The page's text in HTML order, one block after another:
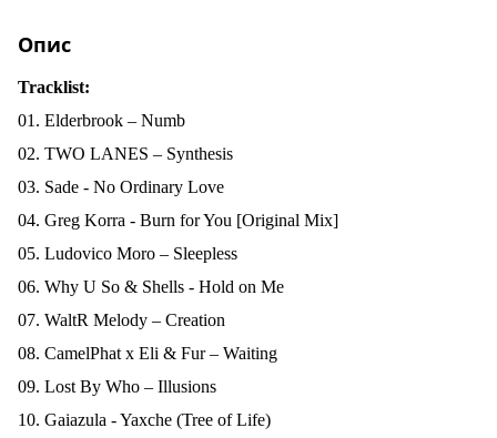
Опис
Tracklist:
01. Elderbrook – Numb
02. TWO LANES – Synthesis
03. Sade - No Ordinary Love
04. Greg Korra - Burn for You [Original Mix]
05. Ludovico Moro – Sleepless
06. Why U So & Shells - Hold on Me
07. WaltR Melody – Creation
08. CamelPhat x Eli & Fur – Waiting
09. Lost By Who – Illusions
10. Gaiazula - Yaxche (Tree of Life)